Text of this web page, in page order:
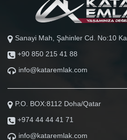
Sanayi Mah, Şahinler Cd. No:10
+90 850 215 41 88
info@kataremlak.com
P.O. BOX:8112 Doha/Qatar
+974 44 44 41 71
info@kataremlak.com